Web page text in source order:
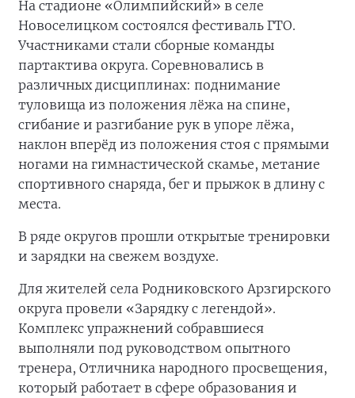
На стадионе «Олимпийский» в селе
Новоселицком состоялся фестиваль ГТО.
Участниками стали сборные команды
партактива округа. Соревновались в
различных дисциплинах: поднимание
туловища из положения лёжа на спине,
сгибание и разгибание рук в упоре лёжа,
наклон вперёд из положения стоя с прямыми
ногами на гимнастической скамье, метание
спортивного снаряда, бег и прыжок в длину с
места.
В ряде округов прошли открытые тренировки
и зарядки на свежем воздухе.
Для жителей села Родниковского Арзгирского
округа провели «Зарядку с легендой».
Комплекс упражнений собравшиеся
выполняли под руководством опытного
тренера, Отличника народного просвещения,
который работает в сфере образования и